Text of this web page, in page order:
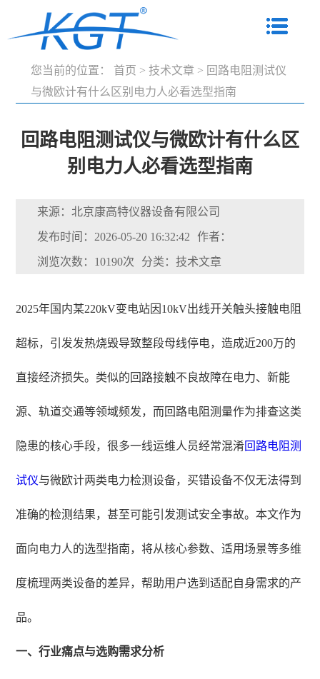
您当前的位置： 首页 > 技术文章 > 回路电阻测试仪
与微欧计有什么区别电力人必看选型指南
回路电阻测试仪与微欧计有什么区
别电力人必看选型指南
来源：北京康高特仪器设备有限公司
发布时间：2026-05-20 16:32:42 作者：
浏览次数：10190次 分类：技术文章
2025年国内某220kV变电站因10kV出线开关触头接触电阻
超标，引发发热烧毁导致整段母线停电，造成近200万的
直接经济损失。类似的回路接触不良故障在电力、新能
源、轨道交通等领域频发，而回路电阻测量作为排查这类
隐患的核心手段，很多一线运维人员经常混淆回路电阻测
试仪与微欧计两类电力检测设备，买错设备不仅无法得到
准确的检测结果，甚至可能引发测试安全事故。本文作为
面向电力人的选型指南，将从核心参数、适用场景等多维
度梳理两类设备的差异，帮助用户选到适配自身需求的产
品。
一、行业痛点与选购需求分析